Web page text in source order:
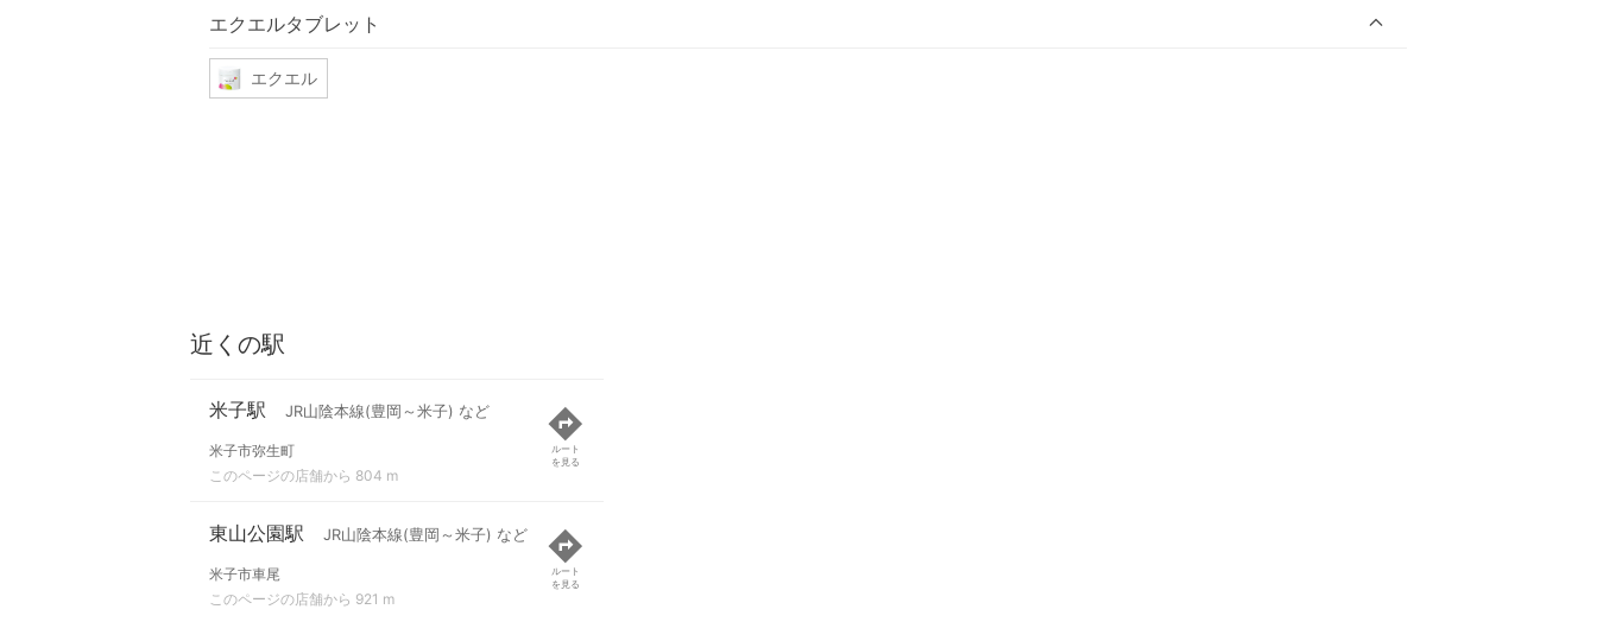
エクエルタブレット
エクエル
近くの駅
米子駅 JR山陰本線(豊岡～米子) など
米子市弥生町
このページの店舗から 804 m
ルート
を見る
東山公園駅 JR山陰本線(豊岡～米子) など
米子市車尾
このページの店舗から 921 m
ルート
を見る